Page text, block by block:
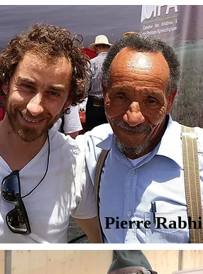
Pierre Rabhi